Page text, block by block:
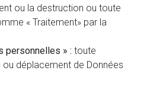
ou la destruction ou toute
« Traitement» par la
personnelles » : toute
déplacement de Données